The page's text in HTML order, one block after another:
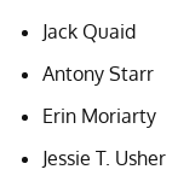
Jack Quaid
Antony Starr
Erin Moriarty
Jessie T. Usher